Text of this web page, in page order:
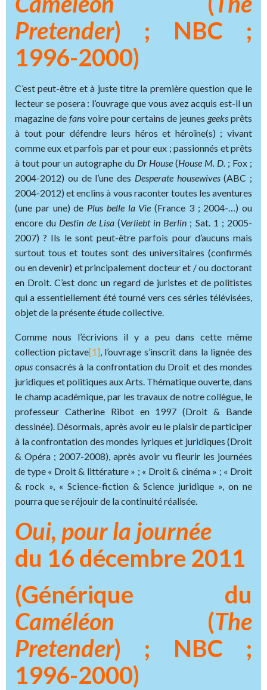
Pretender) ; NBC ;
1996-2000)
C’est peut-être et à juste titre la première question que le
lecteur se posera : l’ouvrage que vous avez acquis est-il un
magazine de fans voire pour certains de jeunes geeksprêts
à tout pour défendre leurs héros et héroïne(s) ; vivant
comme eux et parfois par et pour eux ; passionnés et prêts
à tout pour un autographe du Dr House (House M. D. ; Fox ;
2004-2012) ou de l’une des Desperate housewives(ABC ;
2004-2012) et enclins à vous raconter toutes les aventures
(une par une) de Plus belle la Vie (France 3 ; 2004-…) ou
encore du Destin de Lisa(Verliebt in Berlin ; Sat. 1 ; 2005-
2007) ? Ils le sont peut-être parfois pour d’aucuns mais
surtout tous et toutes sont des universitaires (confirmés
ou en devenir) et principalement docteur et / ou doctorant
en Droit. C’est donc un regard de juristes et de politistes
qui a essentiellement été tourné vers ces séries télévisées,
objet de la présente étude collective.
Comme nous l’écrivions il y a peu dans cette même
collection pictave[1], l’ouvrage s’inscrit dans la lignée des
opus consacrés à la confrontation du Droit et des mondes
juridiques et politiques aux Arts. Thématique ouverte, dans
le champ académique, par les travaux de notre collègue, le
professeur Catherine Ribot en 1997 (Droit & Bande
dessinée). Désormais, après avoir eu le plaisir de participer
à la confrontation des mondes lyriques et juridiques (Droit
& Opéra ; 2007-2008), après avoir vu fleurir les journées
de type « Droit & littérature » ; « Droit & cinéma » ; « Droit
& rock », « Science-fiction & Science juridique », on ne
pourra que se réjouir de la continuité réalisée.
Oui, pour la journée
du 16 décembre 2011
(Générique du
Caméléon (The
Pretender) ; NBC ;
1996-2000)